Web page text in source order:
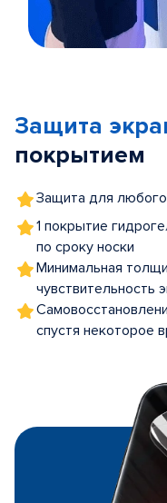
5
Защита
покрытием
Защита для любого
1 покрытие
по сроку носки
Минимальная
чувствительность
спустя некоторое